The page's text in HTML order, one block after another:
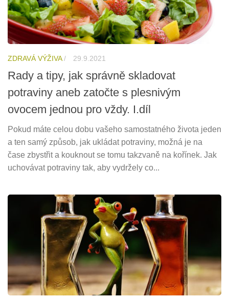
ZDRAVÁ VÝŽIVA/ 29.9.2021
Rady a tipy, jak správně skladovat
potraviny aneb zatočte s plesnivým
ovocem jednou pro vždy. I.díl
Pokud máte celou dobu vašeho samostatného života jeden
a ten samý způsob, jak ukládat potraviny, možná je na
čase zbystřit a kouknout se tomu takzvaně na kořínek. Jak
uchovávat potraviny tak, aby vydržely co...